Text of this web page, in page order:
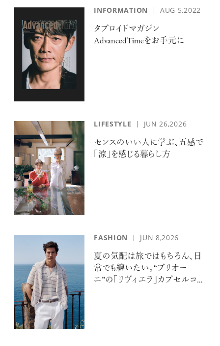
INFORMATION AUG 5,2022
タブロイドマガジン
AdvancedTimeをお手元に
LIFESTYLE JUN 26,2026
センスのいい人に学ぶ、五感で
「涼」を感じる暮らし方
FASHION JUN 8,2026
夏の気配は旅ではもちろん、日
常でも纏いたい。“ブリオー
ニ”の「リヴィエラ」カプセルコレ